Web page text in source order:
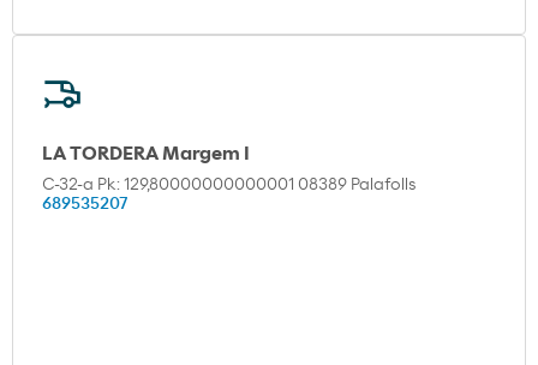
LA TORDERA Margem I
C-32-a Pk: 129,80000000000001 08389 Palafolls
689535207